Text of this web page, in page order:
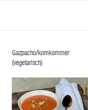
Gazpacho/komkommer
(vegetarisch)